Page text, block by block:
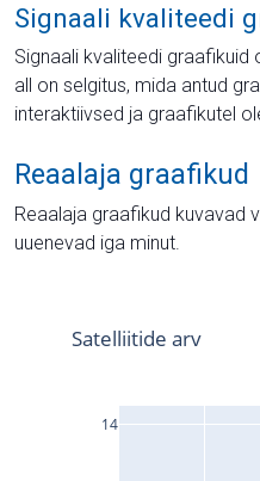
Signaali kvaliteedi
Signaali kvaliteedi
all on selgitus, mida antud
interaktiivsed ja graafikutel
Reaalaja graafikud
Reaalaja graafikud kuvavad
uuenevad iga minut.